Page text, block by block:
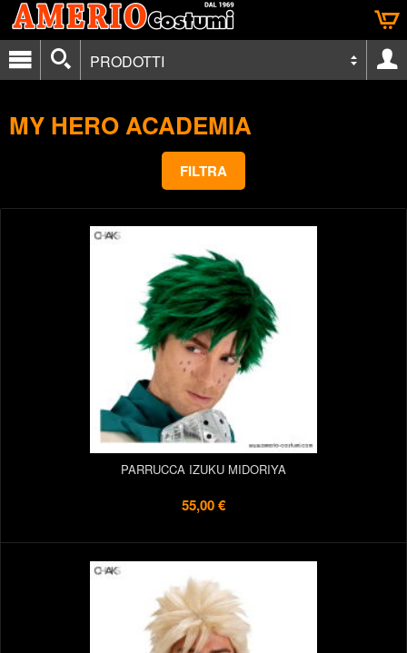
PRODOTTI
MY HERO ACADEMIA
FILTRA
PARRUCCA IZUKU MIDORIYA
55,00 €